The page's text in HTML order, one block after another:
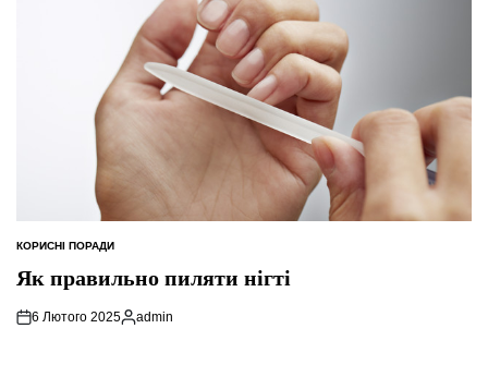
ОПУБЛІКУВАТИ
КОРИСНІ ПОРАДИ
Як правильно пиляти нігті
6 Лютого 2025
Опубліковано
admin